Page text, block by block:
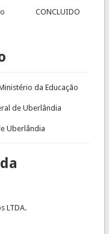
CONCLUIDO
da Educação
de Uberlândia
Uberlândia
LTDA.